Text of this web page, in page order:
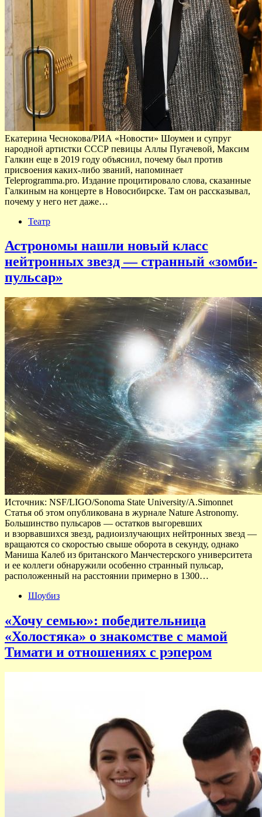
Екатерина Чеснокова/РИА «Новости» Шоумен и супруг
народной артистки СССР певицы Аллы Пугачевой, Максим
Галкин еще в 2019 году объяснил, почему был против
присвоения каких-либо званий, напоминает
Teleprogramma.pro. Издание процитировало слова, сказанные
Галкиным на концерте в Новосибирске. Там он рассказывал,
почему у него нет даже…
Театр
Астрономы нашли новый класс
нейтронных звезд — странный «зомби-
пульсар»
Источник: NSF/LIGO/Sonoma State University/A.Simonnet
Статья об этом опубликована в журнале Nature Astronomy.
Большинство пульсаров — остатков выгоревших
и взорвавшихся звезд, радиоизлучающих нейтронных звезд —
вращаются со скоростью свыше оборота в секунду, однако
Маниша Калеб из британского Манчестерского университета
и ее коллеги обнаружили особенно странный пульсар,
расположенный на расстоянии примерно в 1300…
Шоубиз
«Хочу семью»: победительница
«Холостяка» о знакомстве с мамой
Тимати и отношениях с рэпером